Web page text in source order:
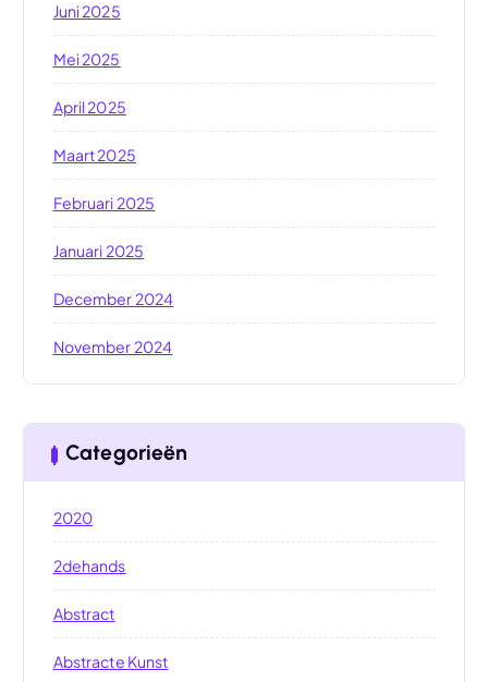
Juni 2025
Mei 2025
April 2025
Maart 2025
Februari 2025
Januari 2025
December 2024
November 2024
Categorieën
2020
2dehands
Abstract
Abstracte Kunst